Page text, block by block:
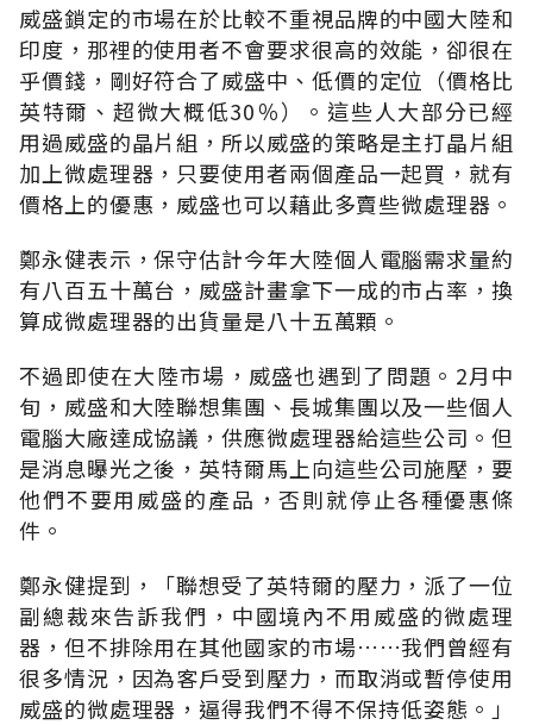
威盛鎖定的市場在於比較不重視品牌的中國大陸和
印度，那裡的使用者不會要求很高的效能，卻很在
乎價錢，剛好符合了威盛中、低價的定位（價格比
英特爾、超微大概低30％）。這些人大部分已經
用過威盛的晶片組，所以威盛的策略是主打晶片組
加上微處理器，只要使用者兩個產品一起買，就有
價格上的優惠，威盛也可以藉此多賣些微處理器。
鄭永健表示，保守估計今年大陸個人電腦需求量約
有八百五十萬台，威盛計畫拿下一成的市占率，換
算成微處理器的出貨量是八十五萬顆。
不過即使在大陸市場，威盛也遇到了問題。2月中
旬，威盛和大陸聯想集團、長城集團以及一些個人
電腦大廠達成協議，供應微處理器給這些公司。但
是消息曝光之後，英特爾馬上向這些公司施壓，要
他們不要用威盛的產品，否則就停止各種優惠條
件。
鄭永健提到，「聯想受了英特爾的壓力，派了一位
副總裁來告訴我們，中國境內不用威盛的微處理
器，但不排除用在其他國家的市場……我們曾經有
很多情況，因為客戶受到壓力，而取消或暫停使用
威盛的微處理器，逼得我們不得不保持低姿態。」